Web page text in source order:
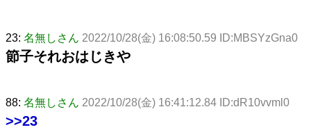
23: 名無しさん 2022/10/28(金) 16:08:50.59 ID:MBSYzGna0
節子それおはじきや
88: 名無しさん 2022/10/28(金) 16:41:12.84 ID:dR10vvml0
>>23